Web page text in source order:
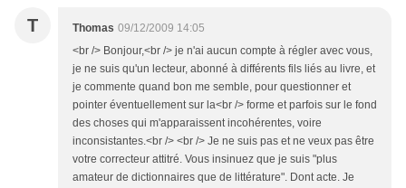
T Thomas 09/12/2009 14:05
<br /> Bonjour,<br /> je n'ai aucun compte à régler avec vous,
je ne suis qu'un lecteur, abonné à différents fils liés au livre, et
je commente quand bon me semble, pour questionner et
pointer éventuellement sur la<br /> forme et parfois sur le fond
des choses qui m'apparaissent incohérentes, voire
inconsistantes.<br /> <br /> Je ne suis pas et ne veux pas être
votre correcteur attitré. Vous insinuez que je suis "plus
amateur de dictionnaires que de littérature". Dont acte. Je